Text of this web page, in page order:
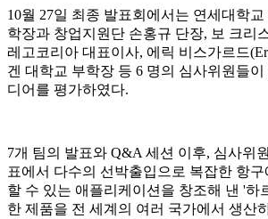
10월 27일 최종 발표회에서는 연세대학
학장과 창업지원단 손홍규 단장, 보 크리
레고코리아 대표이사, 에릭 비스가르드
겐 대학교 부학장 등 6 명의 심사위원들이
디어를 평가하였다.
7개 팀의 발표와 Q&A 세션 이후, 심사위
표에서 다수의 선박출입으로 복잡한 항
할 수 있는 애플리케이션을 창조해 낸 '하
한 제품을 전 세계의 여러 국가에서 생산